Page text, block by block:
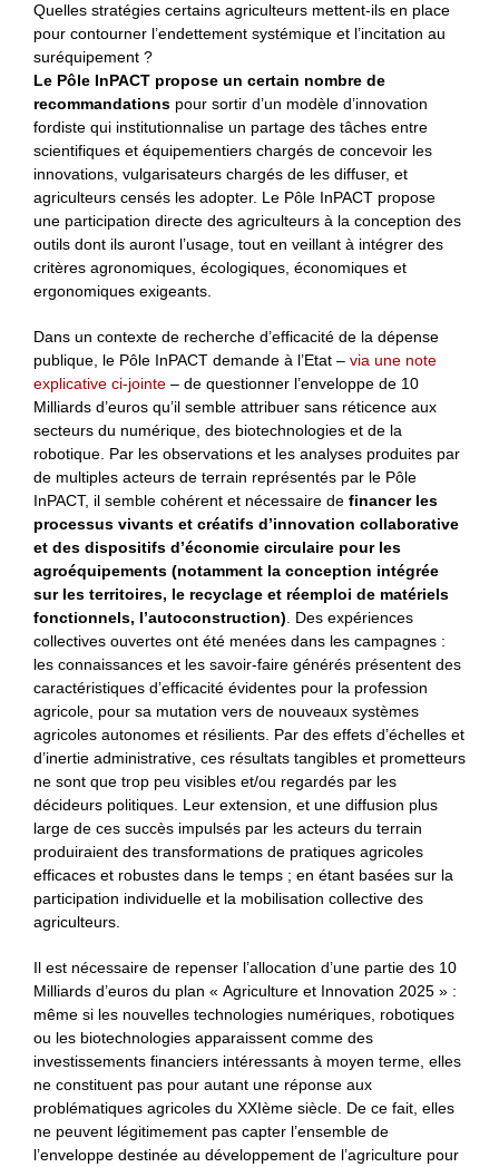
Quelles stratégies certains agriculteurs mettent-ils en place
pour contourner l’endettement systémique et l’incitation au
suréquipement ?
Le Pôle InPACT propose un certain nombre de
recommandations pour sortir d’un modèle d’innovation
fordiste qui institutionnalise un partage des tâches entre
scientifiques et équipementiers chargés de concevoir les
innovations, vulgarisateurs chargés de les diffuser, et
agriculteurs censés les adopter. Le Pôle InPACT propose
une participation directe des agriculteurs à la conception des
outils dont ils auront l’usage, tout en veillant à intégrer des
critères agronomiques, écologiques, économiques et
ergonomiques exigeants.
Dans un contexte de recherche d’efficacité de la dépense
publique, le Pôle InPACT demande à l’Etat – via une note
explicative ci-jointe – de questionner l’enveloppe de 10
Milliards d’euros qu’il semble attribuer sans réticence aux
secteurs du numérique, des biotechnologies et de la
robotique. Par les observations et les analyses produites par
de multiples acteurs de terrain représentés par le Pôle
InPACT, il semble cohérent et nécessaire de financer les
processus vivants et créatifs d’innovation collaborative
et des dispositifs d’économie circulaire pour les
agroéquipements (notamment la conception intégrée
sur les territoires, le recyclage et réemploi de matériels
fonctionnels, l’autoconstruction) . Des expériences
collectives ouvertes ont été menées dans les campagnes :
les connaissances et les savoir-faire générés présentent des
caractéristiques d’efficacité évidentes pour la profession
agricole, pour sa mutation vers de nouveaux systèmes
agricoles autonomes et résilients. Par des effets d’échelles et
d’inertie administrative, ces résultats tangibles et prometteurs
ne sont que trop peu visibles et/ou regardés par les
décideurs politiques. Leur extension, et une diffusion plus
large de ces succès impulsés par les acteurs du terrain
produiraient des transformations de pratiques agricoles
efficaces et robustes dans le temps ; en étant basées sur la
participation individuelle et la mobilisation collective des
agriculteurs.
Il est nécessaire de repenser l’allocation d’une partie des 10
Milliards d’euros du plan « Agriculture et Innovation 2025 » :
même si les nouvelles technologies numériques, robotiques
ou les biotechnologies apparaissent comme des
investissements financiers intéressants à moyen terme, elles
ne constituent pas pour autant une réponse aux
problématiques agricoles du XXIème siècle. De ce fait, elles
ne peuvent légitimement pas capter l’ensemble de
l’enveloppe destinée au développement de l’agriculture pour